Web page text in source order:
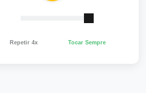
Repetir 4x Tocar Sempre